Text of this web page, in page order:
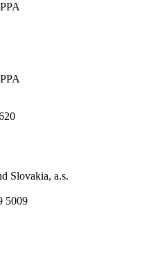
Slovakia, a.s.
5009